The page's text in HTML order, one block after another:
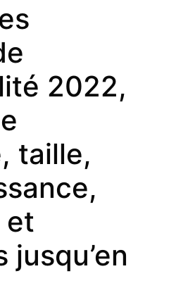
2022,
taille,
et
jusqu’en